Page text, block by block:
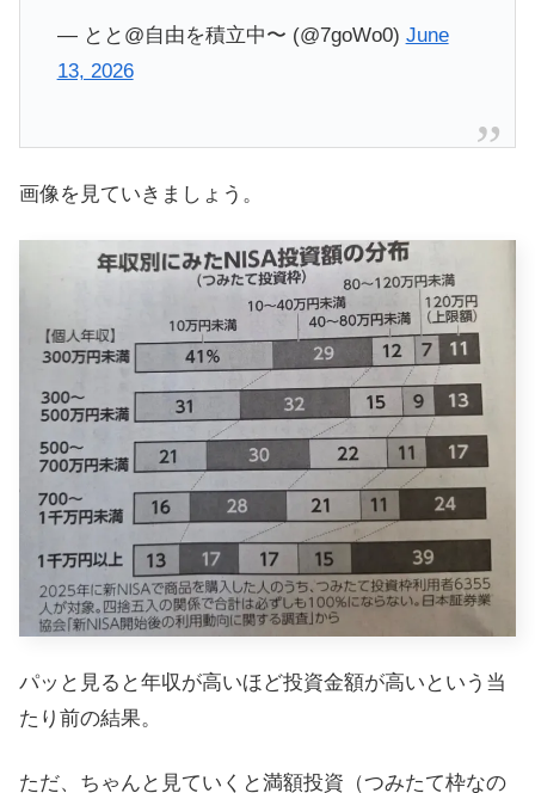
— とと@自由を積立中〜 (@7goWo0) June
13, 2026
画像を見ていきましょう。
パッと見ると年収が高いほど投資金額が高いという当
たり前の結果。
ただ、ちゃんと見ていくと満額投資（つみたて枠なの